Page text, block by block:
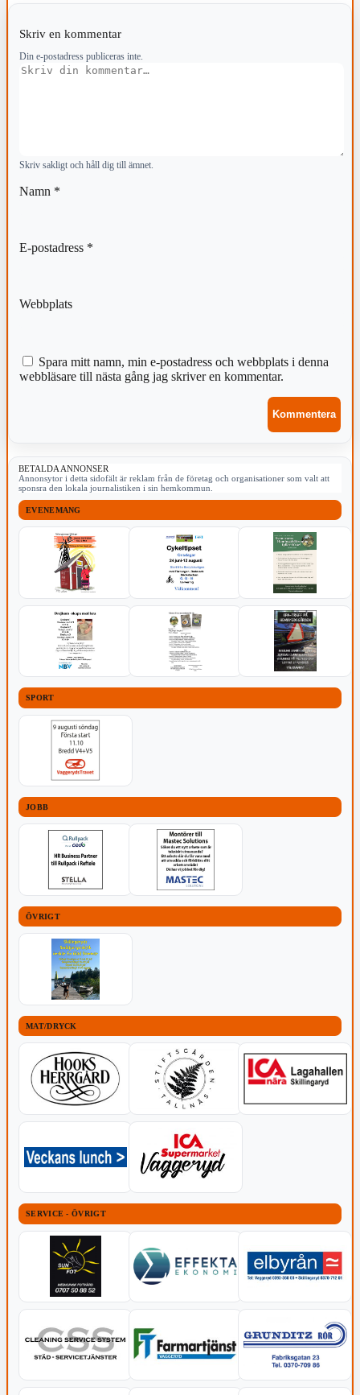
Skriv en kommentar
Din e-postadress publiceras inte.
Kommentar
Skriv sakligt och håll dig till ämnet.
Namn *
E-postadress *
Webbplats
Spara mitt namn, min e-postadress och webbplats i denna
webbläsare till nästa gång jag skriver en kommentar.
BETALDA ANNONSER
Annonsytor i detta sidofält är reklam från de företag och organisationer som valt att
sponsra den lokala journalistiken i sin hemkommun.
EVENEMANG
SPORT
JOBB
ÖVRIGT
MAT/DRYCK
SERVICE - ÖVRIGT